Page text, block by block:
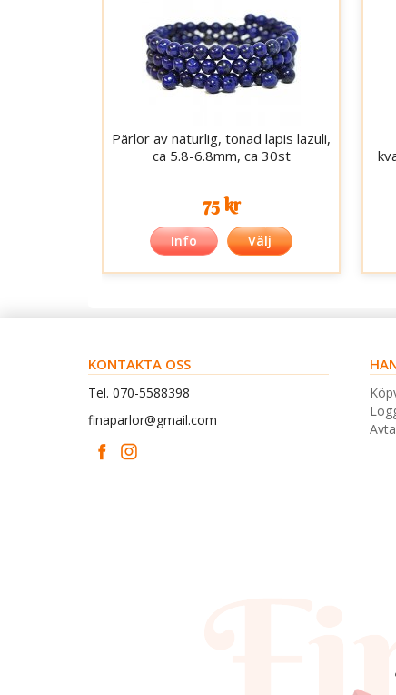
Pärlor av naturlig, tonad lapis lazuli,
ca 5.8-6.8mm, ca 30st
75 kr
Info Välj
KONTAKTA OSS
Tel. 070-5588398
finaparlor@gmail.com